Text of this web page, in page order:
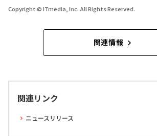
Copyright © ITmedia, Inc. All Rights Reserved.
関連情報
関連リンク
ニュースリリース